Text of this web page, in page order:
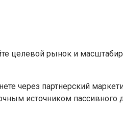
целевой рынок и
через партнерский
источником пассивного